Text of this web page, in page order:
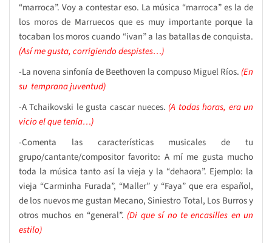
“marroca”. Voy a contestar eso. La música “marroca” es la de
los moros de Marruecos que es muy importante porque la
tocaban los moros cuando “ivan” a las batallas de conquista.
(Así me gusta, corrigiendo despistes…)
-La novena sinfonía de Beethoven la compuso Miguel Ríos. (En
su temprana juventud)
-A Tchaikovski le gusta cascar nueces. (A todas horas, era un
vicio el que tenía…)
-Comenta las características musicales de tu
grupo/cantante/compositor favorito: A mí me gusta mucho
toda la música tanto así la vieja y la “dehaora”. Ejemplo: la
vieja “Carminha Furada”, “Maller” y “Faya” que era español,
de los nuevos me gustan Mecano, Siniestro Total, Los Burros y
otros muchos en “general”. (Di que sí no te encasilles en un
estilo)